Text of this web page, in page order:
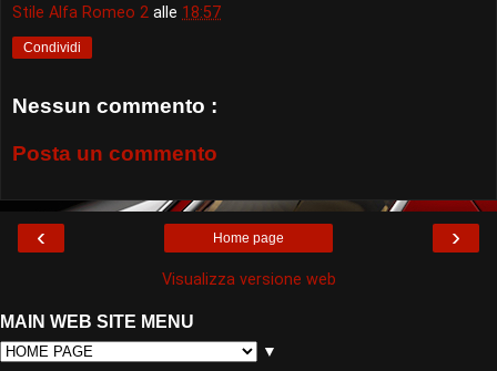
Stile Alfa Romeo 2 alle 18:57
Condividi
Nessun commento :
Posta un commento
‹ ›
Home page
Visualizza versione web
MAIN WEB SITE MENU
▼